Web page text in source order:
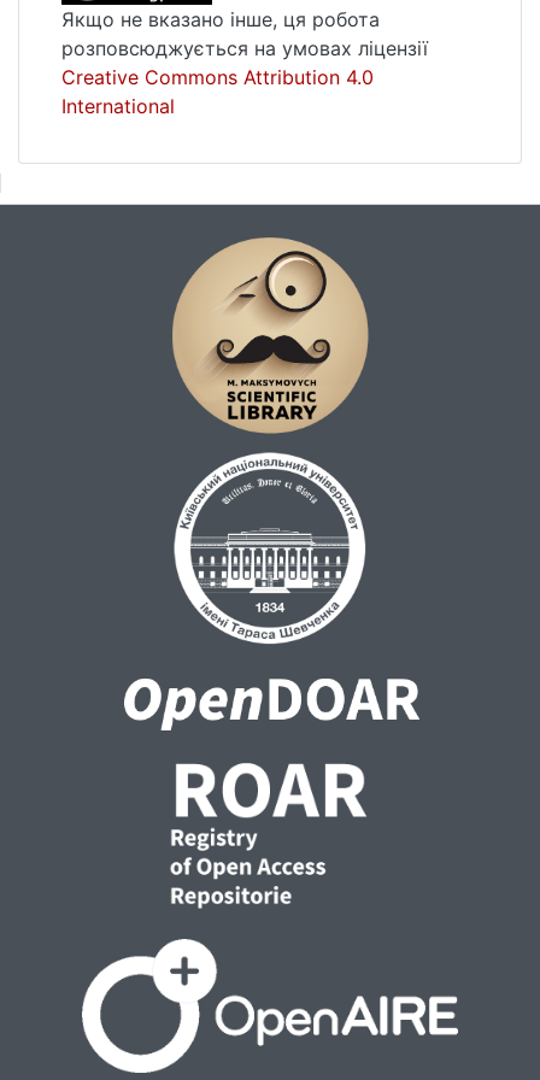
Якщо не вказано інше, ця робота
розповсюджується на умовах ліцензії
Creative Commons Attribution 4.0
International